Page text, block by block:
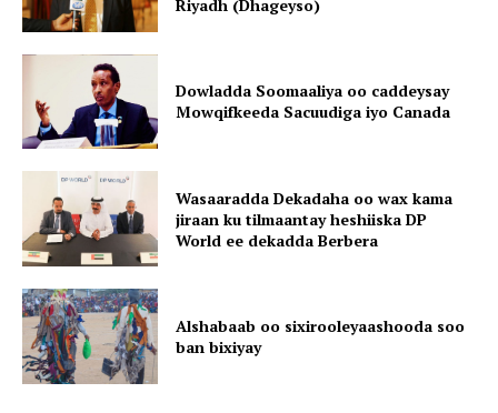
Riyadh (Dhageyso)
Dowladda Soomaaliya oo caddeysay
Mowqifkeeda Sacuudiga iyo Canada
Wasaaradda Dekadaha oo wax kama
jiraan ku tilmaantay heshiiska DP
World ee dekadda Berbera
Alshabaab oo sixirooleyaashooda soo
ban bixiyay